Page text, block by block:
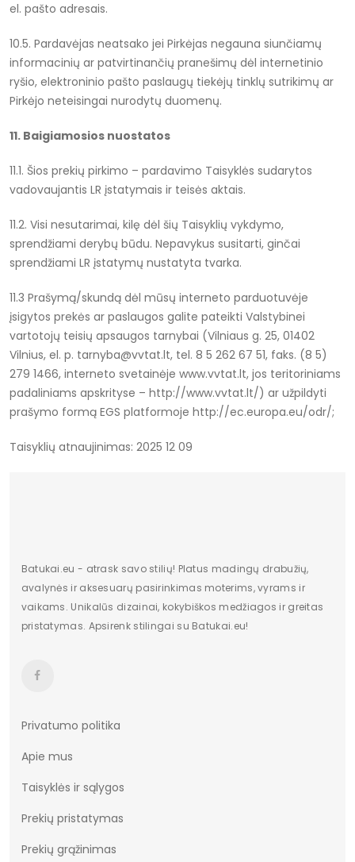
el. pašto adresais.
10.5. Pardavėjas neatsako jei Pirkėjas negauna siunčiamų
informacinių ar patvirtinančių pranešimų dėl internetinio
ryšio, elektroninio pašto paslaugų tiekėjų tinklų sutrikimų ar
Pirkėjo neteisingai nurodytų duomenų.
11. Baigiamosios nuostatos
11.1. Šios prekių pirkimo – pardavimo Taisyklės sudarytos
vadovaujantis LR įstatymais ir teisės aktais.
11.2. Visi nesutarimai, kilę dėl šių Taisyklių vykdymo,
sprendžiami derybų būdu. Nepavykus susitarti, ginčai
sprendžiami LR įstatymų nustatyta tvarka.
11.3 Prašymą/skundą dėl mūsų interneto parduotuvėje
įsigytos prekės ar paslaugos galite pateikti Valstybinei
vartotojų teisių apsaugos tarnybai (Vilniaus g. 25, 01402
Vilnius, el. p. tarnyba@vvtat.lt, tel. 8 5 262 67 51, faks. (8 5)
279 1466, interneto svetainėje www.vvtat.lt, jos teritoriniams
padaliniams apskrityse – http://www.vvtat.lt/) ar užpildyti
prašymo formą EGS platformoje http://ec.europa.eu/odr/;
Taisyklių atnaujinimas: 2025 12 09
Batukai.eu - atrask savo stilių! Platus madingų drabužių,
avalynės ir aksesuarų pasirinkimas moterims, vyrams ir
vaikams. Unikalūs dizainai, kokybiškos medžiagos ir greitas
pristatymas. Apsirenk stilingai su Batukai.eu!
Privatumo politika
Apie mus
Taisyklės ir sąlygos
Prekių pristatymas
Prekių grąžinimas